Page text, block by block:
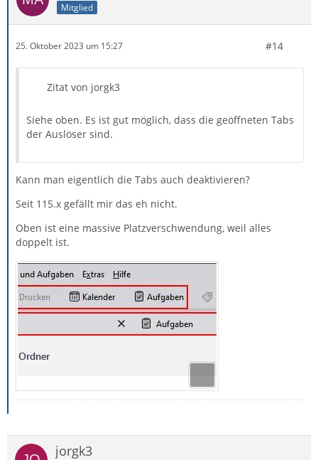
Mitglied
25. Oktober 2023 um 15:27 #14
Zitat von jorgk3
Siehe oben. Es ist gut möglich, dass die geöffneten Tabs
der Auslöser sind.
Kann man eigentlich die Tabs auch deaktivieren?
Seit 115.x gefällt mir das eh nicht.
Oben ist eine massive Platzverschwendung, weil alles
doppelt ist.
jorgk3